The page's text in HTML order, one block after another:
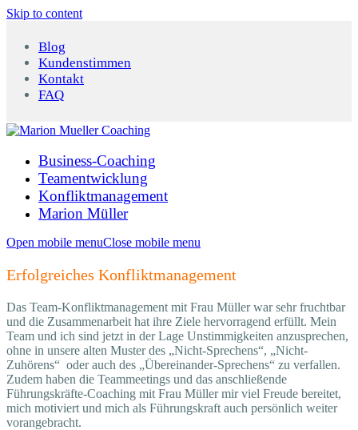
Skip to content
Blog
Kundenstimmen
Kontakt
FAQ
Business-Coaching
Teamentwicklung
Konfliktmanagement
Marion Müller
Open mobile menuClose mobile menu
Erfolgreiches Konfliktmanagement
Das Team-Konfliktmanagement mit Frau Müller war sehr fruchtbar
und die Zusammenarbeit hat ihre Ziele hervorragend erfüllt. Mein
Team und ich sind jetzt in der Lage Unstimmigkeiten anzusprechen,
ohne in unsere alten Muster des „Nicht-Sprechens“, „Nicht-
Zuhörens“ oder auch des „Übereinander-Sprechens“ zu verfallen.
Zudem haben die Teammeetings und das anschließende
Führungskräfte-Coaching mit Frau Müller mir viel Freude bereitet,
mich motiviert und mich als Führungskraft auch persönlich weiter
vorangebracht.